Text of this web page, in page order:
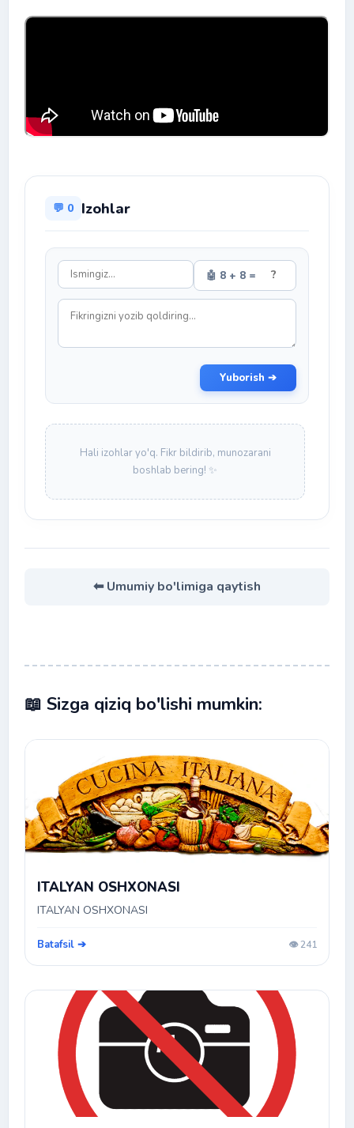
💬 0 Izohlar
🤖 8 + 8 =
Yuborish ➔
Hali izohlar yo'q. Fikr bildirib, munozarani
boshlab bering! ✨
⬅ Umumiy bo'limiga qaytish
📖 Sizga qiziq bo'lishi mumkin:
ITALYAN OSHXONASI
ITALYAN OSHXONASI
Batafsil ➔ 👁️ 241